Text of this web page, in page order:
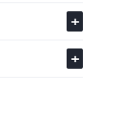
+
+